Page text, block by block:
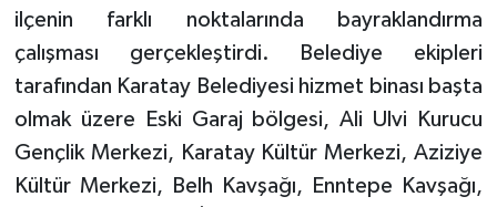
ilçenin farklı noktalarında bayraklandırma
çalışması gerçekleştirdi. Belediye ekipleri
tarafından Karatay Belediyesi hizmet binası başta
olmak üzere Eski Garaj bölgesi, Ali Ulvi Kurucu
Gençlik Merkezi, Karatay Kültür Merkezi, Aziziye
Kültür Merkezi, Belh Kavşağı, Enntepe Kavşağı,